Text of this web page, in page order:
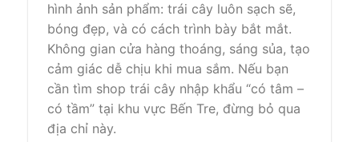
hình ảnh sản phẩm: trái cây luôn sạch sẽ,
bóng đẹp, và có cách trình bày bắt mắt.
Không gian cửa hàng thoáng, sáng sủa, tạo
cảm giác dễ chịu khi mua sắm. Nếu bạn
cần tìm shop trái cây nhập khẩu “có tâm –
có tầm” tại khu vực Bến Tre, đừng bỏ qua
địa chỉ này.